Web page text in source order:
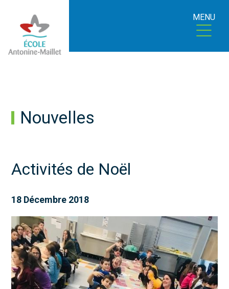
MENU
Nouvelles
Activités de Noël
18 Décembre 2018